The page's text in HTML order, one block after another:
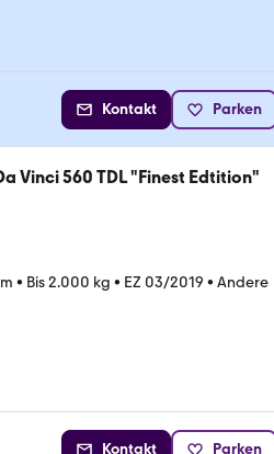
Kontakt Parken
Vinci 560 TDL "Finest Edtition"
• Bis 2.000 kg • EZ 03/2019 • Andere
Kontakt Parken